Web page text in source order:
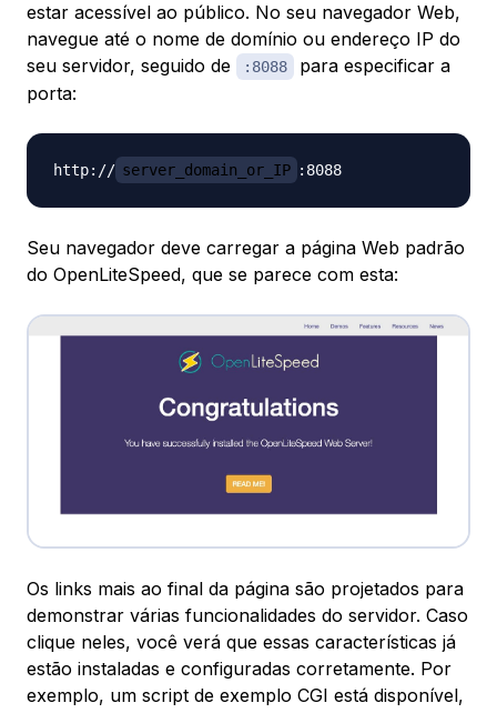
estar acessível ao público. No seu navegador Web,
navegue até o nome de domínio ou endereço IP do
seu servidor, seguido de
:8088
para especificar a
porta:
http:// server_domain_or_IP
Seu navegador deve carregar a página Web padrão
do OpenLiteSpeed, que se parece com esta:
Os links mais ao final da página são projetados para
demonstrar várias funcionalidades do servidor. Caso
clique neles, você verá que essas características já
estão instaladas e configuradas corretamente. Por
exemplo, um script de exemplo CGI está disponível,